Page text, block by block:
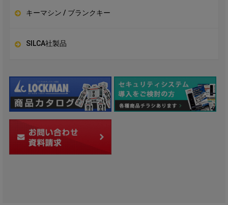
キーマシン / ブランクキー
SILCA社製品